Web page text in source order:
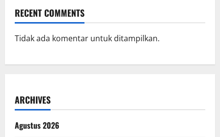
RECENT COMMENTS
Tidak ada komentar untuk ditampilkan.
ARCHIVES
Agustus 2026